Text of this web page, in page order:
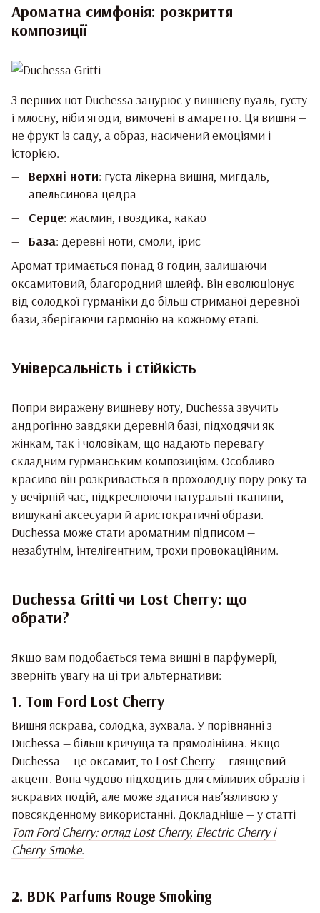
Ароматна симфонія: розкриття
композиції
З перших нот Duchessa занурює у вишневу вуаль, густу
і млосну, ніби ягоди, вимочені в амаретто. Ця вишня —
не фрукт із саду, а образ, насичений емоціями і
історією.
Верхні ноти: густа лікерна вишня, мигдаль,
апельсинова цедра
Серце: жасмин, гвоздика, какао
База: деревні ноти, смоли, ірис
Аромат тримається понад 8 годин, залишаючи
оксамитовий, благородний шлейф. Він еволюціонує
від солодкої гурманіки до більш стриманої деревної
бази, зберігаючи гармонію на кожному етапі.
Універсальність і стійкість
Попри виражену вишневу ноту, Duchessa звучить
андрогінно завдяки деревній базі, підходячи як
жінкам, так і чоловікам, що надають перевагу
складним гурманським композиціям. Особливо
красиво він розкривається в прохолодну пору року та
у вечірній час, підкреслюючи натуральні тканини,
вишукані аксесуари й аристократичні образи.
Duchessa може стати ароматним підписом —
незабутнім, інтелігентним, трохи провокаційним.
Duchessa Gritti чи Lost Cherry: що
обрати?
Якщо вам подобається тема вишні в парфумерії,
зверніть увагу на ці три альтернативи:
1. Tom Ford Lost Cherry
Вишня яскрава, солодка, зухвала. У порівнянні з
Duchessa — більш кричуща та прямолінійна. Якщо
Duchessa — це оксамит, то Lost Cherry— глянцевий
акцент. Вона чудово підходить для сміливих образів і
яскравих подій, але може здатися нав’язливою у
повсякденному використанні. Докладніше — у статті
Tom Ford Cherry: огляд Lost Cherry, Electric Cherry і
Cherry Smoke.
2. BDK Parfums Rouge Smoking